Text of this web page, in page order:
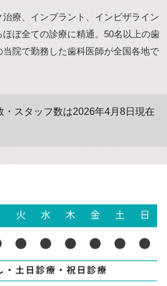
療、インプラント、インビザライン
ぼ全ての診療に精通。50名以上の歯
院で勤務した歯科医師が全国各地で
スタッフ数は2026年4月8日現在